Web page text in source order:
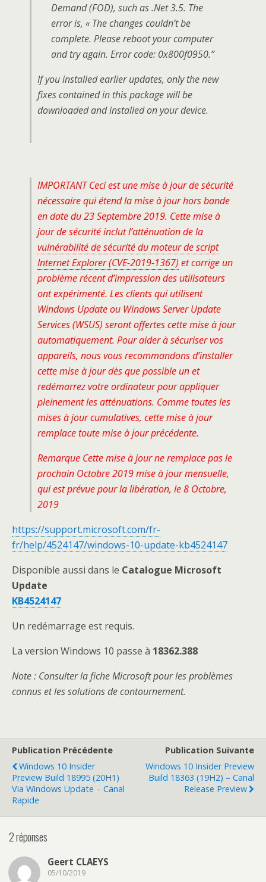
Demand (FOD), such as .Net 3.5. The
error is, « The changes couldn’t be
complete. Please reboot your computer
and try again. Error code: 0x800f0950.”
If you installed earlier updates, only the new
fixes contained in this package will be
downloaded and installed on your device.
IMPORTANT Ceci est une mise à jour de sécurité
nécessaire qui étend la mise à jour hors bande
en date du 23 Septembre 2019. Cette mise à
jour de sécurité inclut l’atténuation de la
vulnérabilité de sécurité du moteur de script
Internet Explorer (CVE-2019-1367) et corrige un
problème récent d’impression des utilisateurs
ont expérimenté. Les clients qui utilisent
Windows Update ou Windows Server Update
Services (WSUS) seront offertes cette mise à jour
automatiquement. Pour aider à sécuriser vos
appareils, nous vous recommandons d’installer
cette mise à jour dès que possible un et
redémarrez votre ordinateur pour appliquer
pleinement les atténuations. Comme toutes les
mises à jour cumulatives, cette mise à jour
remplace toute mise à jour précédente.
Remarque Cette mise à jour ne remplace pas le
prochain Octobre 2019 mise à jour mensuelle,
qui est prévue pour la libération, le 8 Octobre,
2019
https://support.microsoft.com/fr-
fr/help/4524147/windows-10-update-kb4524147
Disponible aussi dans le Catalogue Microsoft
Update
KB4524147
Un redémarrage est requis.
La version Windows 10 passe à 18362.388
Note: Consulter la fiche Microsoft pour les problèmes
connus et les solutions de contournement.
Publication Précédente
Windows 10 Insider
Preview Build 18995 (20H1)
Via Windows Update – Canal
Rapide
Publication Suivante
Windows 10 Insider Preview
Build 18363 (19H2) – Canal
Release Preview
2 réponses
Geert CLAEYS
05/10/2019